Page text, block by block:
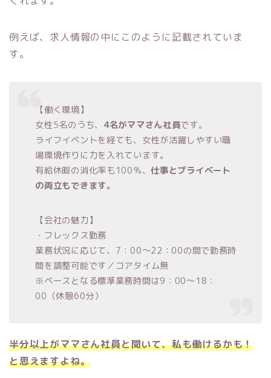
例えば、求人情報の中にこのように記載されていま
す。
【働く環境】
女性5名のうち、 4名がママさん社員です。
ライフイベントを経ても、女性が活躍しやすい職
場環境作りに力を入れています。
有給休暇の消化率も100％、仕事とプライベート
の両立もできます。
【会社の魅力】
・フレックス勤務
業務状況に応じて、7：00～22：00の間で勤務時
間を調整可能です／コアタイム無
※ベースとなる標準業務時間は9：00～18：
00（休憩60分）
半分以上がママさん社員と聞いて、私も働けるかも！
と思えますよね。